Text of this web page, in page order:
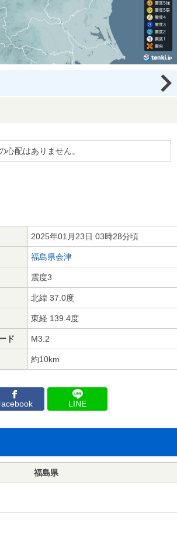
心配はありません。
2025年01月23日 03時28分頃
福島県会津
震度3
北緯 37.0度
東経 139.4度
ド M3.2
約10km
LINE
福島県